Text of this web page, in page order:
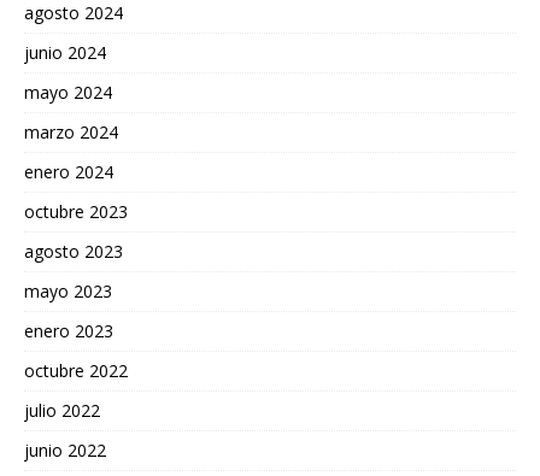
agosto 2024
junio 2024
mayo 2024
marzo 2024
enero 2024
octubre 2023
agosto 2023
mayo 2023
enero 2023
octubre 2022
julio 2022
junio 2022